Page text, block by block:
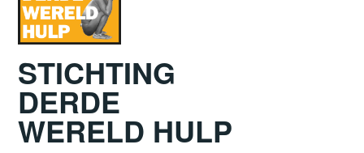
STICHTING
DERDE
WERELD HULP